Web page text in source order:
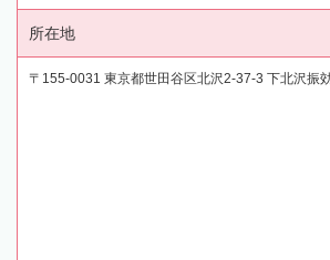
所在地
〒155-0031 東京都世田谷区北沢2-37-3 下北沢振